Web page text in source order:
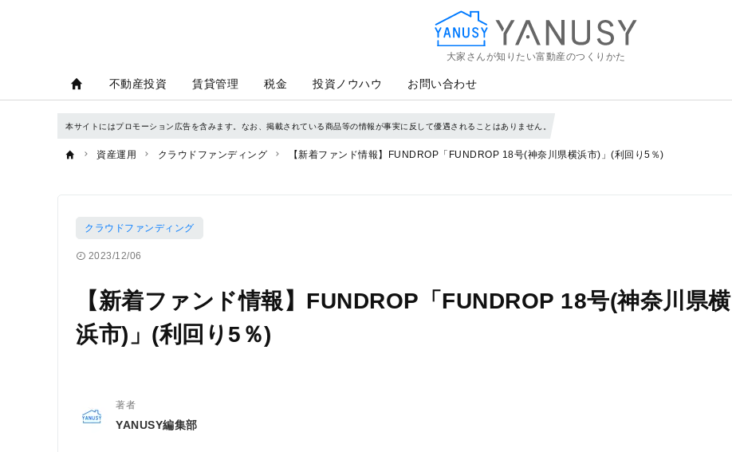
大家さんが知りたい富動産のつくりかた
不動産投資 賃貸管理 税金 投資ノウハウ お問い合わせ
本サイトにはプロモーション広告を含みます。なお、掲載されている商品等の情報が事実に反して優遇されることはありません。
資産運用 クラウドファンディング 【新着ファンド情報】FUNDROP「FUNDROP 18号(神奈川県横浜市)」(利回り5％)
クラウドファンディング
2023/12/06
【新着ファンド情報】FUNDROP「FUNDROP 18号(神奈川県横
浜市)」(利回り5％)
著者
YANUSY編集部